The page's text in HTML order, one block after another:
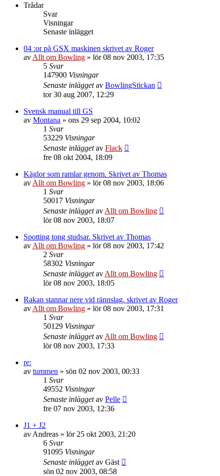
Trådar
Svar
Visningar
Senaste inlägget
04 :or på GSX maskinen skrivet av Roger
av Allt om Bowling » lör 08 nov 2003, 17:35
5 Svar
147900 Visningar
Senaste inläggetav BowlingStickan
tor 30 aug 2007, 12:29
Svensk manual till GS
av Montana » ons 29 sep 2004, 10:02
1 Svar
53229 Visningar
Senaste inläggetav Flack
fre 08 okt 2004, 18:09
Käglor som ramlar genom. Skrivet av Thomas
av Allt om Bowling » lör 08 nov 2003, 18:06
1 Svar
50017 Visningar
Senaste inläggetav Allt om Bowling
lör 08 nov 2003, 18:07
Spotting tong studsar. Skrivet av Thomas
av Allt om Bowling » lör 08 nov 2003, 17:42
2 Svar
58302 Visningar
Senaste inläggetav Allt om Bowling
lör 08 nov 2003, 18:05
Rakan stannar nere vid rännslag. skrivet av Roger
av Allt om Bowling » lör 08 nov 2003, 17:31
1 Svar
50129 Visningar
Senaste inläggetav Allt om Bowling
lör 08 nov 2003, 17:33
re:
av tummen » sön 02 nov 2003, 00:33
1 Svar
49552 Visningar
Senaste inläggetav Pelle
fre 07 nov 2003, 12:36
J1 + J2
av Andreas » lör 25 okt 2003, 21:20
6 Svar
91095 Visningar
Senaste inläggetav Gäst
sön 02 nov 2003, 08:58